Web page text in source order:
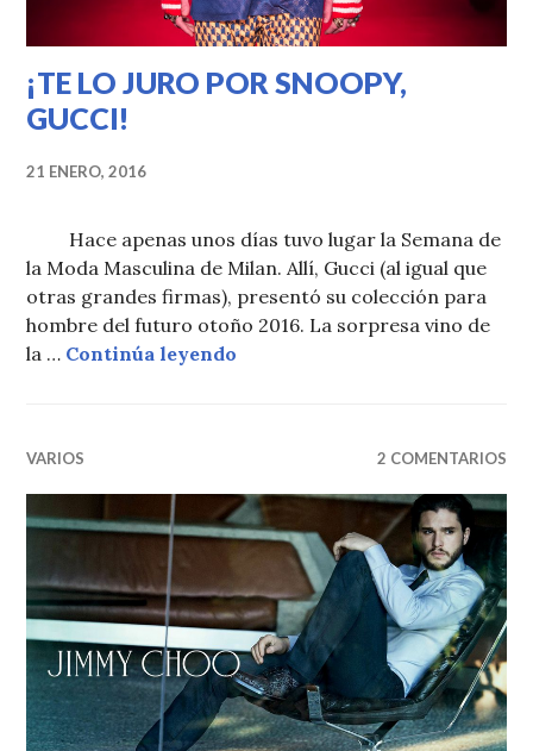
¡TE LO JURO POR SNOOPY,
GUCCI!
21 ENERO, 2016
Hace apenas unos días tuvo lugar la Semana de
la Moda Masculina de Milan. Allí, Gucci (al igual que
otras grandes firmas), presentó su colección para
hombre del futuro otoño 2016. La sorpresa vino de
la … Continúa leyendo
VARIOS 2 COMENTARIOS